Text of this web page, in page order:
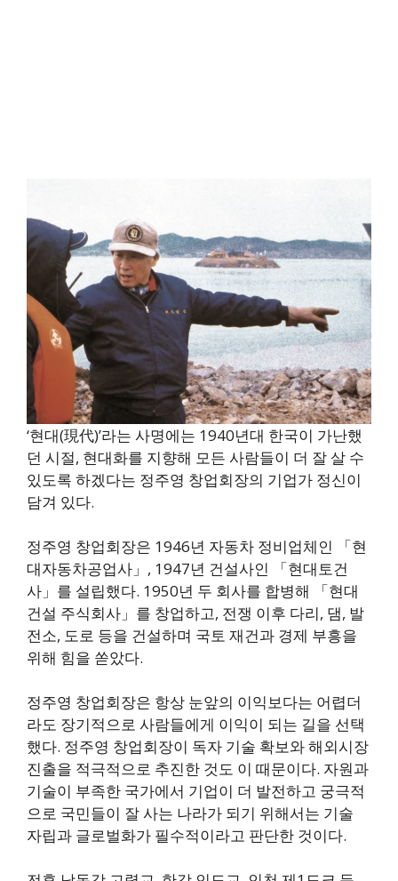
‘현대(現代)’라는 사명에는 1940년대 한국이 가난했
던 시절, 현대화를 지향해 모든 사람들이 더 잘 살 수
있도록 하겠다는 정주영 창업회장의 기업가 정신이
담겨 있다.
정주영 창업회장은 1946년 자동차 정비업체인 「현
대자동차공업사」, 1947년 건설사인 「현대토건
사」를 설립했다. 1950년 두 회사를 합병해 「현대
건설 주식회사」를 창업하고, 전쟁 이후 다리, 댐, 발
전소, 도로 등을 건설하며 국토 재건과 경제 부흥을
위해 힘을 쏟았다.
정주영 창업회장은 항상 눈앞의 이익보다는 어렵더
라도 장기적으로 사람들에게 이익이 되는 길을 선택
했다. 정주영 창업회장이 독자 기술 확보와 해외시장
진출을 적극적으로 추진한 것도 이 때문이다. 자원과
기술이 부족한 국가에서 기업이 더 발전하고 궁극적
으로 국민들이 잘 사는 나라가 되기 위해서는 기술
자립과 글로벌화가 필수적이라고 판단한 것이다.